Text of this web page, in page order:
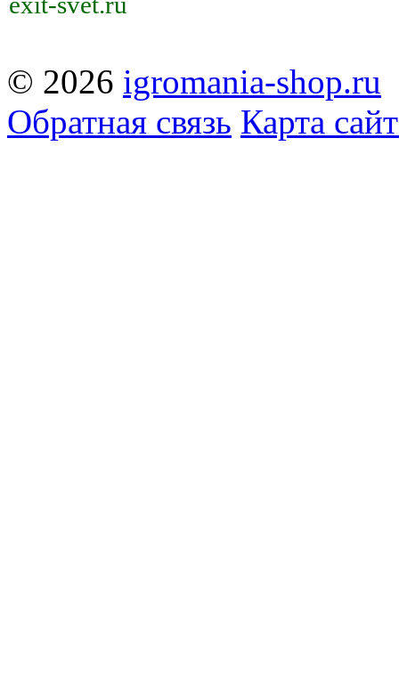
© 2026 igromania-shop.ru
Обратная связь Карта